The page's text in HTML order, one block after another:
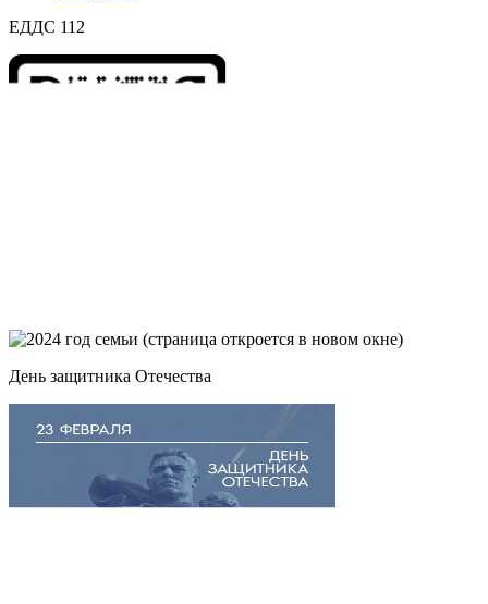
ЕДДС 112
День защитника Отечества